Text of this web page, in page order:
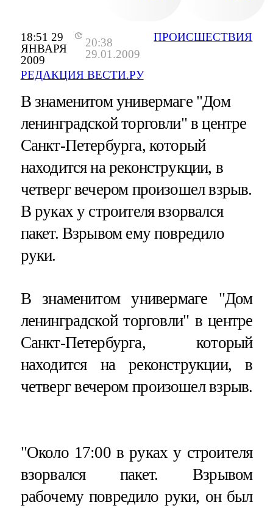
18:51 29
ЯНВАРЯ
2009
20:38
29.01.2009
РЕДАКЦИЯ ВЕСТИ.РУ
ПРОИСШЕСТВИЯ
В знаменитом универмаге "Дом
ленинградской торговли" в центре
Санкт-Петербурга, который
находится на реконструкции, в
четверг вечером произошел взрыв.
В руках у строителя взорвался
пакет. Взрывом ему повредило
руки.
В знаменитом универмаге "Дом
ленинградской торговли" в центре
Санкт-Петербурга, который
находится на реконструкции, в
четверг вечером произошел взрыв.
"Около 17:00 в руках у строителя
взорвался пакет. Взрывом
рабочему повредило руки, он был